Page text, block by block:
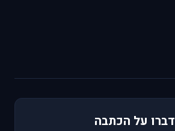
דברו על הכתבה